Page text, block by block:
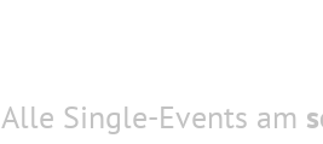
Alle Single-Events am